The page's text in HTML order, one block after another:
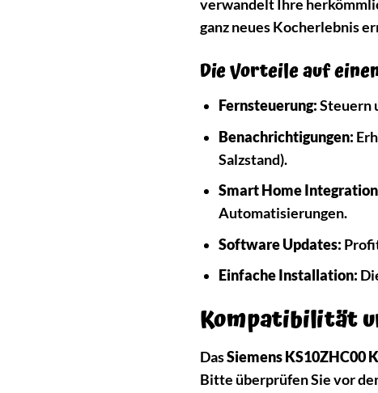
verwandelt Ihre
ganz neues Kocherlebnis
Die Vorteile auf
Fernsteuerung:Steuern
Benachrichtigungen:
Salzstand).
Smart Home
Automatisierungen.
Software Updates:
Einfache Installation:
Kompatibilität
DasSiemens KS10ZHC00
Bitte überprüfen Sie vor